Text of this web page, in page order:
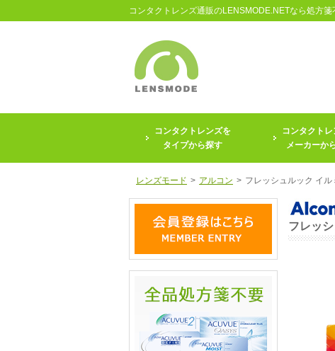
コンタクトレンズ通販のLENSMODE.NETなら処方箋
コンタクトレンズを
タイプから探す
コンタクト
メーカーか
レンズモード > アルコン > フレッシュルック イ
フレッ